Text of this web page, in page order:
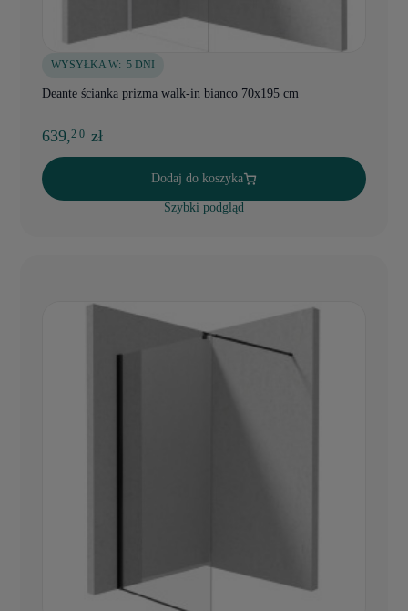
WYSYŁKA W: 5 DNI
Deante ścianka prizma walk-in bianco 70x195 cm
639,2 0 zł
Dodaj do koszyka
Szybki podgląd